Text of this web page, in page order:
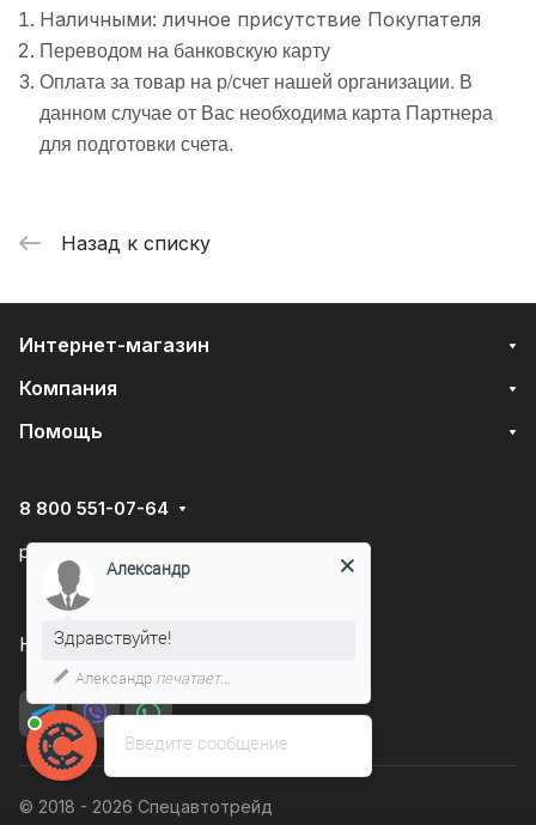
Наличными: личное присутствие Покупателя
Переводом на банковскую карту
Оплата за товар на р/счет нашей организации. В
данном случае от Вас необходима карта Партнера
для подготовки счета.
Назад к списку
Интернет-магазин
Компания
Помощь
8 800 551-07-64
podarovdr@specautotrade.pro
Нижний Новгород, Чаадаева д.10к
© 2018 - 2026 Спецавтотрейд
Введите сообщение
Александр
Здравствуйте!
Александр печатает...